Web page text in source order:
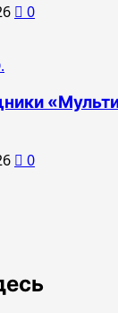
0
0